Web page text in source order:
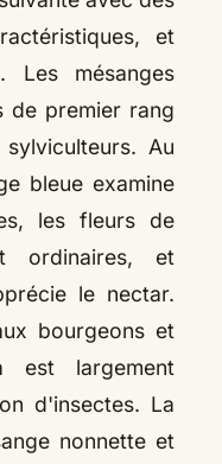
et
Les mésanges
de premier rang
Au
bleue examine
les fleurs de
ordinaires, et
le nectar.
bourgeons et
est largement
d'insectes. La
nonnette et